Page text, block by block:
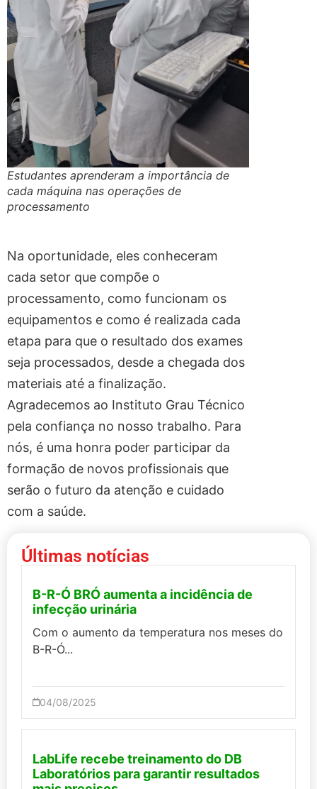
Estudantes aprenderam a importância de
cada máquina nas operações de
processamento
Na oportunidade, eles conheceram
cada setor que compõe o
processamento, como funcionam os
equipamentos e como é realizada cada
etapa para que o resultado dos exames
seja processados, desde a chegada dos
materiais até a finalização.
Agradecemos ao Instituto Grau Técnico
pela confiança no nosso trabalho. Para
nós, é uma honra poder participar da
formação de novos profissionais que
serão o futuro da atenção e cuidado
com a saúde.
Últimas notícias
B-R-Ó BRÓ aumenta a incidência de
infecção urinária
Com o aumento da temperatura nos meses do
B-R-Ó...
04/08/2025
LabLife recebe treinamento do DB
Laboratórios para garantir resultados